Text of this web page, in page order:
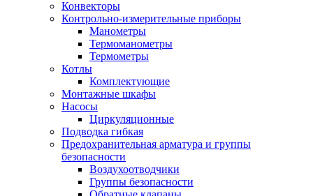
Конвекторы
Контрольно-измерительные приборы
Манометры
Термоманометры
Термометры
Котлы
Комплектующие
Монтажные шкафы
Насосы
Циркуляционные
Подводка гибкая
Предохранительная арматура и группы
безопасности
Воздухоотводчики
Группы безопасности